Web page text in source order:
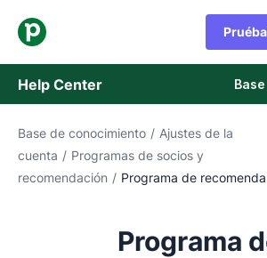
Help Center
Base de conocimiento
Estado
Base de conocimiento / Ajustes de la
cuenta / Programas de socios y
recomendación / Programa de
Programa